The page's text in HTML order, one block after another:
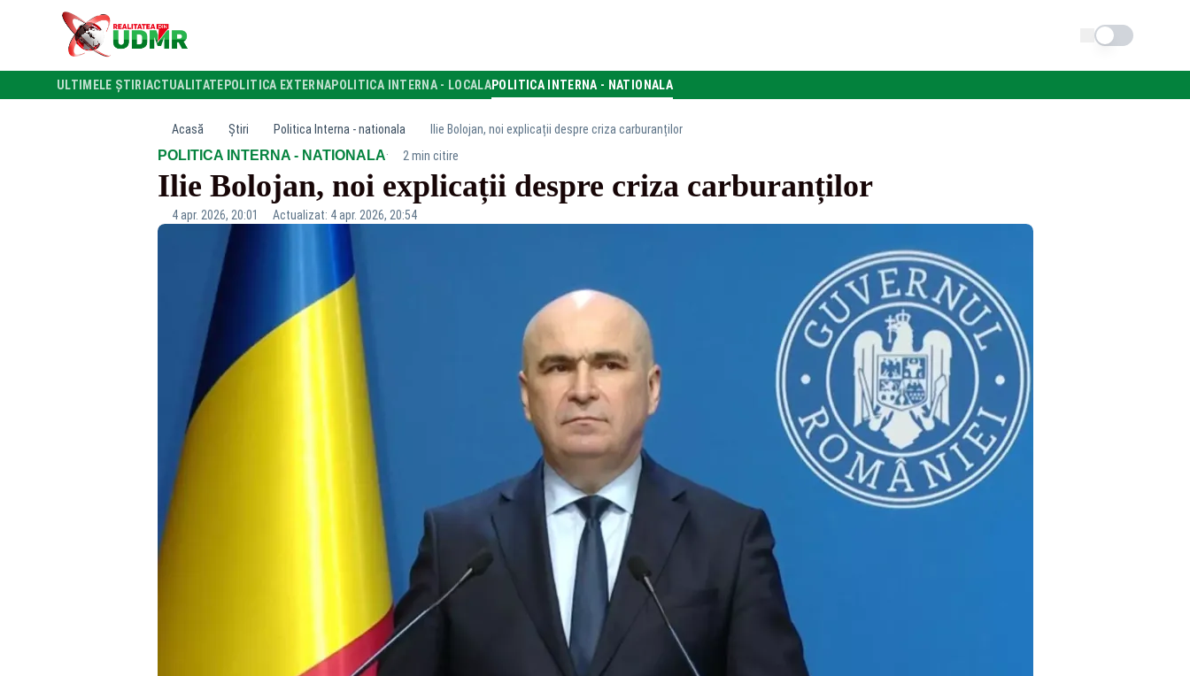
Schimba tema
ULTIMELE ȘTIRI ACTUALITATE POLITICA EXTERNAPOLITICA INTERNA - LOCALAPOLITICA INTERNA - NATIONALA
Acasă Știri Politica Interna - nationala Ilie Bolojan, noi explicații despre criza carburanților
POLITICA INTERNA - NATIONALA· 2 min citire
Ilie Bolojan, noi explicații despre criza carburanților
4 apr. 2026, 20:01 Actualizat: 4 apr. 2026, 20:54